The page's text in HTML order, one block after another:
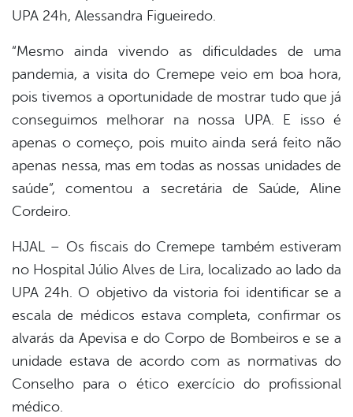
UPA 24h, Alessandra Figueiredo.
“Mesmo ainda vivendo as dificuldades de uma
pandemia, a visita do Cremepe veio em boa hora,
pois tivemos a oportunidade de mostrar tudo que já
conseguimos melhorar na nossa UPA. E isso é
apenas o começo, pois muito ainda será feito não
apenas nessa, mas em todas as nossas unidades de
saúde”, comentou a secretária de Saúde, Aline
Cordeiro.
HJAL – Os fiscais do Cremepe também estiveram
no Hospital Júlio Alves de Lira, localizado ao lado da
UPA 24h. O objetivo da vistoria foi identificar se a
escala de médicos estava completa, confirmar os
alvarás da Apevisa e do Corpo de Bombeiros e se a
unidade estava de acordo com as normativas do
Conselho para o ético exercício do profissional
médico.